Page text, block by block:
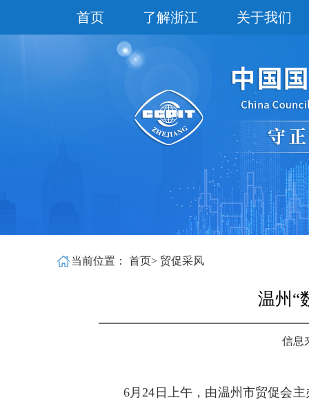
首页 了解浙江 关于我们
当前位置： 首页> 贸促采风
温州“
信息
6月24日上午，由温州市贸促会